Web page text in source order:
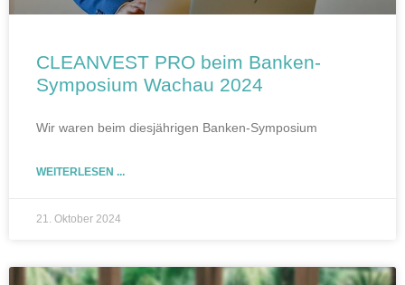
CLEANVEST PRO beim Banken-
Symposium Wachau 2024
Wir waren beim diesjährigen Banken-Symposium
WEITERLESEN ...
21. Oktober 2024